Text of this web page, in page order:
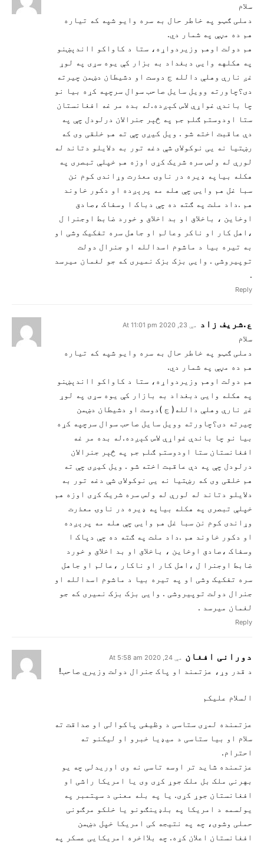
سلام
دملی ګټو په خاطر حال به سره وایو شپه که تیاره
هم ده مڼې په شمار دي.
هم دولت اوهم وزیردواړه، ستا د کاواکو ااندېښنو
په هکلهه وایی دبغداد به بزار کې یوه سړی په لوړ
غږ نارې وهلې دالله ج دوست او دشیطان دښمن چیرته
دی؟چاورته وویل سایل صاحب سوال سرچپه کړه بیا نو
چا باندې غواړې لاس کېږده.له بده مر غه افغانستان
ستا اودوستم ګلم جم په څېر جنرالان درلودل چې په
دې عاقبت اخته شو . ویل کیږی چې ته هم خلقی وی که
رښتیا نه یی نوکولای شې دغه تور به دلایلو دتاند له
لورې له ولس سره شریک کړی اوزه هم خپلې تبصری په
هکله بیاپه ډیره در ناوۍ معذرت وړاندی کوم نن
سبا غل هم وایی چې هله مه پرېږده او دکور خاوند
هم .داد ملت په ګته ده چې دباک ا وسفاک ،صادق
اوخاین ، باخلاق او بد اخلاق و خورد ضابط اوجنرا ل
،اهل کار او ناکر وعالم او جاهل سره تفکیک وشی او
به تیره بیا د ماشوم اسدالله او جنرال دولت
توپیروشی . وایی بزک بزک نمیری که جو لغمان میرسد
.
Reply
ع.شریف زاد مې 23, 2020 At 11:01 pm
سلام
دملی ګټو په خاطر حال به سره وایو شپه که تیاره
هم ده مڼې په شمار دي.
هم دولت اوهم وزیردواړه، ستا د کاواکو ااندېښنو
په هکله وایی دبغداد به بازار کې یوه سړی په لوړ
غږ نارې وهلې دالله( ج )دوست او دشیطان دښمن
چیرته دی؟چاورته وویل سایل صاحب سوال سرچپه کړه
بیا نو چا باندې غواړې لاس کېږده.له بده مر غه
افغانستان ستا اودوستم ګلم جم په څېر جنرالان
درلودل چې په دې عاقبت اخته شو . ویل کیږی چې ته
هم خلقی وی که رښتیا نه یی نوکولای شې دغه تور به
دلایلو دتاند له لورې له ولس سره شریک کړی اوزه هم
خپلې تبصری په هکله بیاپه ډیره در ناوۍ معذرت
وړاندی کوم نن سبا غل هم وایی چې هله مه پرېږده
او دکور خاوند هم .داد ملت په ګته ده چې دپاک ا
وسفاک ،صادق اوخاین ، باخلاق او بد اخلاق و خورد
ضابط اوجنرا ل ،اهل کار او ناکار ،عالم او جاهل
سره تفکیک وشی او په تیره بیا د ماشوم اسدالله او
جنرال دولت توپیروشی . وایی بزک بزک نمیری که جو
لغمان میرسد .
Reply
دورانی افغان مې 24, 2020 At 5:58 am
د قدر وړ، عزتمند او پاک جنرال دولت وزیري صاحب!
السلام علیکم
عزتمنده لمړی ستاسی د وظیفی پاکوالی او صداقت ته
سلام او بیا ستاسی د میډیا خبرو او لیکنو ته
احترام.
عزتمنده شاید تر اوسه تاسی نه وی اوریدلی چه یو
بهرنی ملک بل ملک جوړ کړی وی یا امریکا راشی او
افغانستان جوړ کړی. یا په بله معنی د سپتمبر په
یولسمه د امریکا په بلډینګونو یا خلکو مرګونی
حملی وشوی، چه په نتیجه کی امریکا خپل دښمن
افغانستان اعلان کړه. چه بلااخره امریکایی عسکر په